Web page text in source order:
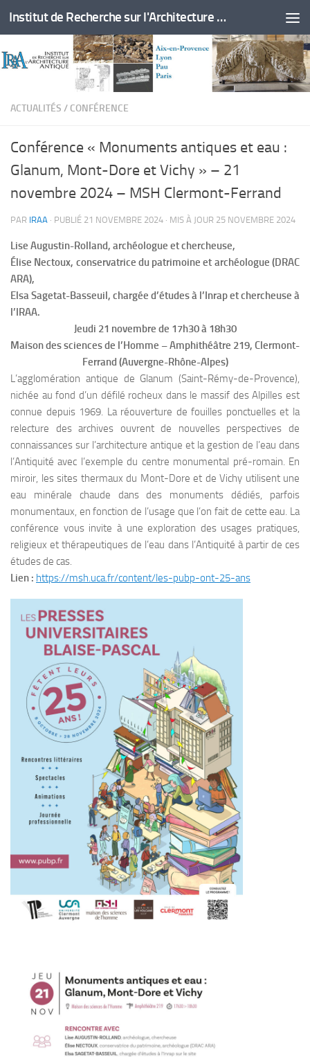
Skip to content Institut de Recherche sur l'Architecture Antique
ACTUALITÉS / CONFÉRENCE
Conférence « Monuments antiques et eau :
Glanum, Mont-Dore et Vichy » – 21
novembre 2024 – MSH Clermont-Ferrand
PAR IRAA · PUBLIÉ 21 NOVEMBRE 2024 · MIS À JOUR 25 NOVEMBRE 2024
Lise Augustin-Rolland, archéologue et chercheuse,
Élise Nectoux, conservatrice du patrimoine et archéologue (DRAC
ARA),
Elsa Sagetat-Basseuil, chargée d’études à l’Inrap et chercheuse à
l’IRAA.
Jeudi 21 novembre de 17h30 à 18h30
Maison des sciences de l’Homme – Amphithéâtre 219, Clermont-
Ferrand (Auvergne-Rhône-Alpes)
L’agglomération antique de Glanum (Saint-Rémy-de-Provence),
nichée au fond d’un défilé rocheux dans le massif des Alpilles est
connue depuis 1969. La réouverture de fouilles ponctuelles et la
relecture des archives ouvrent de nouvelles perspectives de
connaissances sur l’architecture antique et la gestion de l’eau dans
l’Antiquité avec l’exemple du centre monumental pré-romain. En
miroir, les sites thermaux du Mont-Dore et de Vichy utilisent une
eau minérale chaude dans des monuments dédiés, parfois
monumentaux, en fonction de l’usage que l’on fait de cette eau. La
conférence vous invite à une exploration des usages pratiques,
religieux et thérapeutiques de l’eau dans l’Antiquité à partir de ces
études de cas.
Lien : https://msh.uca.fr/content/les-pubp-ont-25-ans